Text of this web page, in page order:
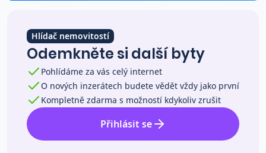
Ceny prodaných nemovitostí
Okamžitý výkup
Přehled realitních makléřů
Hlídač nemovitostí
Odemkněte si další byty
Pohlídáme za vás celý internet
O nových inzerátech budete vědět vždy jako první
Kompletně zdarma s možností kdykoliv zrušit
Přihlásit se